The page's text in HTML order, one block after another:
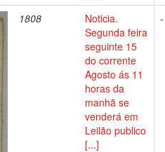
1808
Noticia.
Segunda feira
seguinte 15
do corrente
Agosto ás 11
horas da
manhã se
venderá em
Leilão publico
[...]
-